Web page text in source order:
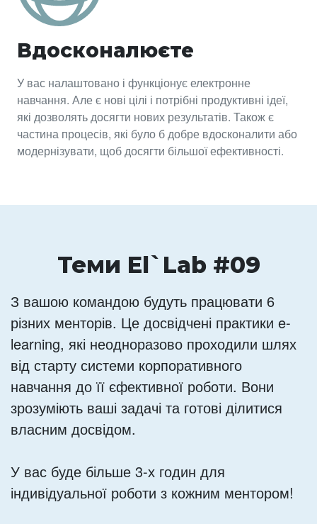
Вдосконалюєте
У вас налаштовано і функціонує електронне
навчання. Але є нові цілі і потрібні продуктивні ідеї,
які дозволять досягти нових результатів. Також є
частина процесів, які було б добре вдосконалити або
модернізувати, щоб досягти більшої ефективності.
Теми El`Lab #09
З вашою командою будуть працювати 6
різних менторів. Це досвідчені практики e-
learning, які неодноразово проходили шлях
від старту системи корпоративного
навчання до її єфективної роботи. Вони
зрозуміють ваші задачі та готові ділитися
власним досвідом.
У вас буде більше 3-х годин для
індивідуальної роботи з кожним ментором!